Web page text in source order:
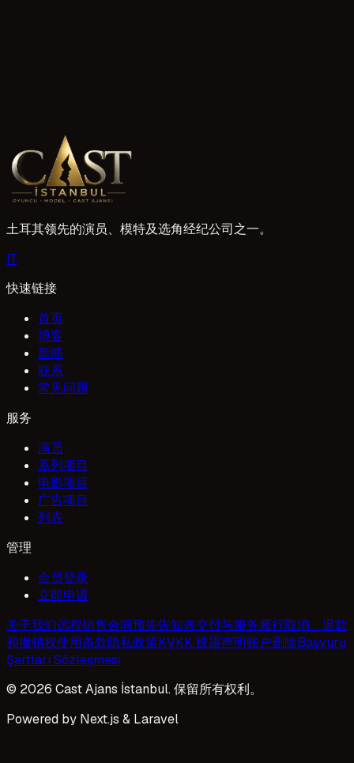
土耳其领先的演员、模特及选角经纪公司之一。
IT
快速链接
首页
博客
新闻
联系
常见问题
服务
演员
系列项目
电影项目
广告项目
列表
管理
会员登录
立即申请
关于我们远程销售合同预先告知表交付与服务履行取消、退款
和撤销权使用条款隐私政策KVKK 披露声明账户删除Başvuru
Şartları Sözleşmesi
© 2026 Cast Ajans İstanbul. 保留所有权利。
Powered by Next.js & Laravel